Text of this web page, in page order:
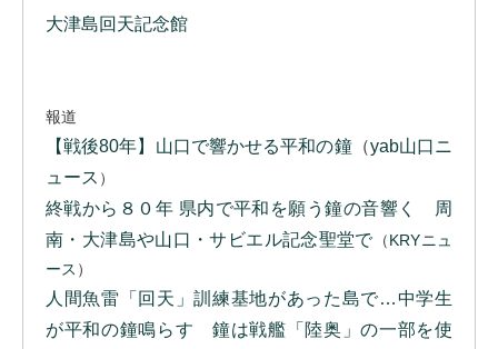
大津島回天記念館
報道
【戦後80年】山口で響かせる平和の鐘（yab山口ニ
ュース ）
終戦から８０年 県内で平和を願う鐘の音響く 周
南・大津島や山口・サビエル記念聖堂で（KRYニュ
ース ）
人間魚雷「回天」訓練基地があった島で…中学生
が平和の鐘鳴らす 鐘は戦艦「陸奥」の一部を使